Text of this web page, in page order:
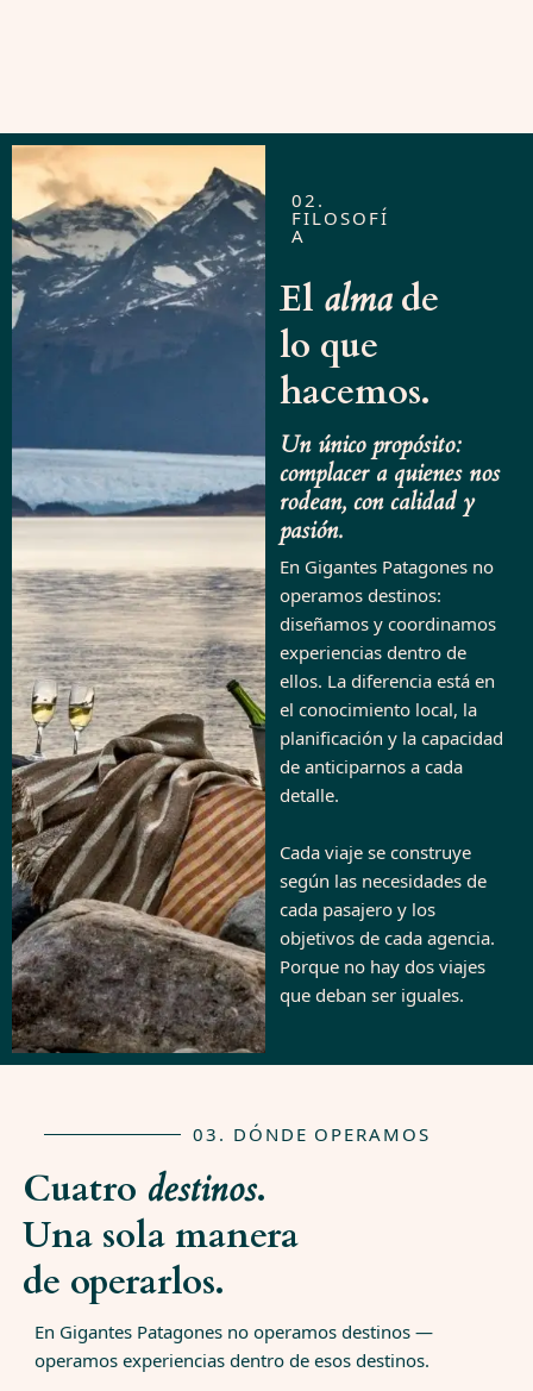
02.
FILOSOFÍ
A
El almade
lo que
hacemos.
Un único propósito:
complacer a quienes nos
rodean, con calidad y
pasión.
En Gigantes Patagones no
operamos destinos:
diseñamos y coordinamos
experiencias dentro de
ellos. La diferencia está en
el conocimiento local, la
planificación y la capacidad
de anticiparnos a cada
detalle.
Cada viaje se construye
según las necesidades de
cada pasajero y los
objetivos de cada agencia.
Porque no hay dos viajes
que deban ser iguales.
03. DÓNDE OPERAMOS
Cuatro destinos.
Una sola manera
de operarlos.
En Gigantes Patagones no operamos destinos —
operamos experiencias dentro de esos destinos.